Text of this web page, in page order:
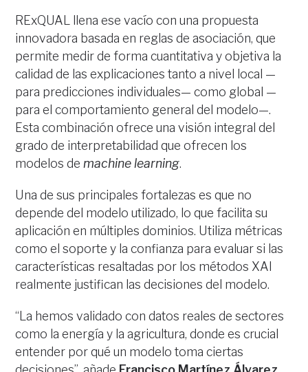
RExQUAL llena ese vacío con una propuesta
innovadora basada en reglas de asociación, que
permite medir de forma cuantitativa y objetiva la
calidad de las explicaciones tanto a nivel local —
para predicciones individuales— como global —
para el comportamiento general del modelo—.
Esta combinación ofrece una visión integral del
grado de interpretabilidad que ofrecen los
modelos demachine learning.
Una de sus principales fortalezas es que no
depende del modelo utilizado, lo que facilita su
aplicación en múltiples dominios. Utiliza métricas
como el soporte y la confianza para evaluar si las
características resaltadas por los métodos XAI
realmente justifican las decisiones del modelo.
“La hemos validado con datos reales de sectores
como la energía y la agricultura, donde es crucial
entender por qué un modelo toma ciertas